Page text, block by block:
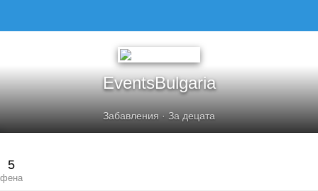
EventsBulgaria
Забавления · За децата
5
фена